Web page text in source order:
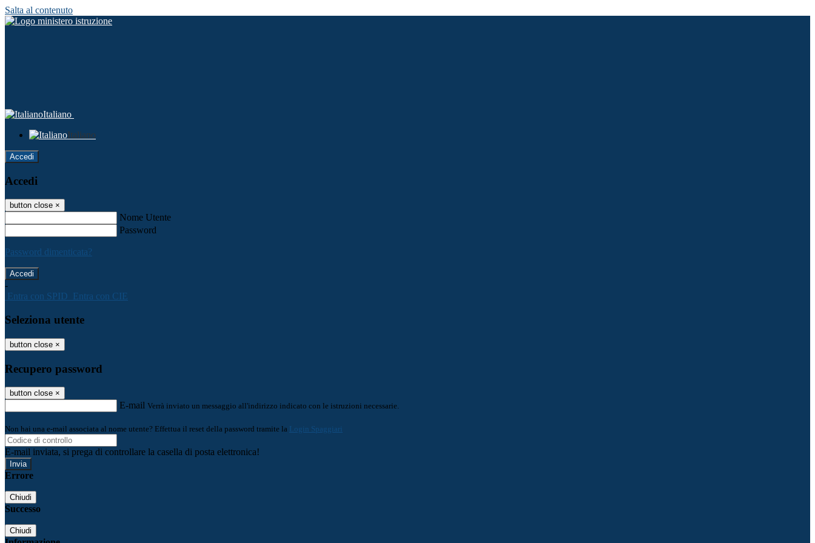
Salta al contenuto
Italiano
Italiano
Accedi
Accedi
button close ×
Nome Utente
Password
Password dimenticata?
-
Entra con SPID Entra con CIE
Seleziona utente
button close ×
Recupero password
button close ×
E-mail Verrà inviato un messaggio all'indirizzo indicato con le istruzioni necessarie.
Non hai una e-mail associata al nome utente? Effettua il reset della password tramite la Login Spaggiari
E-mail inviata, si prega di controllare la casella di posta elettronica!
Errore
Chiudi
Successo
Chiudi